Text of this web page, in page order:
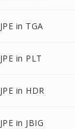
JPE in TGA
JPE in PLT
JPE in HDR
JPE in JBIG